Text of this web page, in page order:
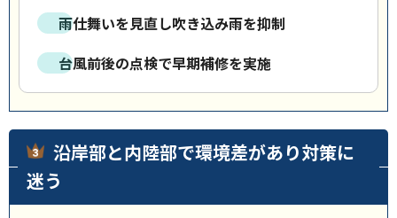
雨仕舞いを見直し吹き込み雨を抑制
台風前後の点検で早期補修を実施
沿岸部と内陸部で環境差があり対策に
迷う